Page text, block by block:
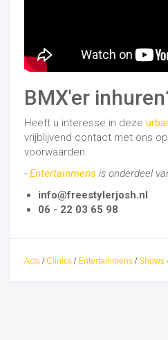
BMX'er
Heeft u interesse in deze
vrijblijvend contact met ons
voorwaarden.
- Entertainmens is onderdeel
info@freestylerjosh.nl
06 - 22 03 65 98
Acts /Clinics / Entertainmens /Shows